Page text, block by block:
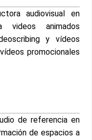
audiovisual en
videos animados
y vídeos
promocionales
de referencia en
de espacios a